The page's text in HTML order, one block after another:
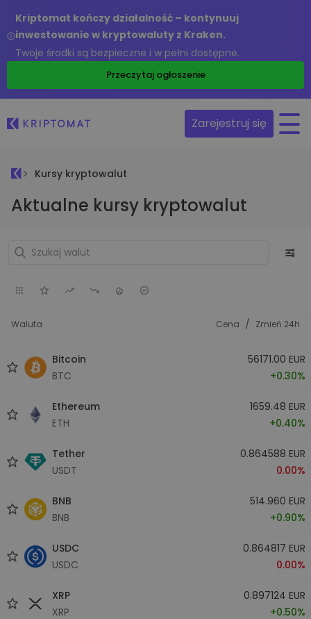
Kriptomat kończy działalność – kontynuuj
inwestowanie w kryptowaluty z Kraken.
Twoje środki są bezpieczne i w pełni dostępne.
Przeczytaj ogłoszenie
Zarejestruj się
Kursy kryptowalut
Aktualne kursy kryptowalut
Waluta Cena / Zmień 24h
Bitcoin
BTC
56171.00 EUR
+0.30%
Ethereum
ETH
1659.48 EUR
+0.40%
Tether
USDT
0.864588 EUR
0.00%
BNB
BNB
514.960 EUR
+0.90%
USDC
USDC
0.864817 EUR
0.00%
XRP
XRP
0.897124 EUR
+0.50%